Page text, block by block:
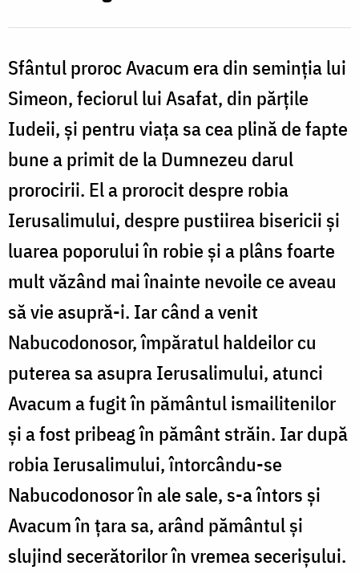
Sfântul proroc Avacum era din seminția lui
Simeon, feciorul lui Asafat, din părțile
Iudeii, și pentru viața sa cea plină de fapte
bune a primit de la Dumnezeu darul
prorocirii. El a prorocit despre robia
Ierusalimului, despre pustiirea bisericii și
luarea poporului în robie și a plâns foarte
mult văzând mai înainte nevoile ce aveau
să vie asupră-i. Iar când a venit
Nabucodonosor, împăratul haldeilor cu
puterea sa asupra Ierusalimului, atunci
Avacum a fugit în pământul ismailitenilor
și a fost pribeag în pământ străin. Iar după
robia Ierusalimului, întorcându-se
Nabucodonosor în ale sale, s-a întors și
Avacum în țara sa, arând pământul și
slujind secerătorilor în vremea secerișului.